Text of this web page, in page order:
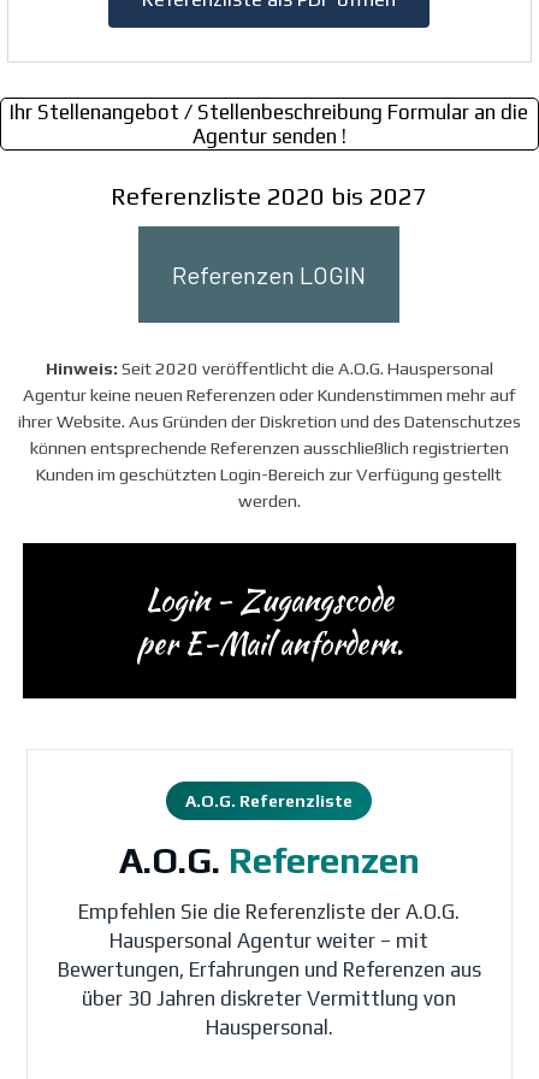
Ihr Stellenangebot / Stellenbeschreibung Formular an die
Agentur senden !
Referenzliste 2020 bis 2027
Referenzen LOGIN
Hinweis:Seit 2020 veröffentlicht die A.O.G. Hauspersonal
Agentur keine neuen Referenzen oder Kundenstimmen mehr auf
ihrer Website. Aus Gründen der Diskretion und des Datenschutzes
können entsprechende Referenzen ausschließlich registrierten
Kunden im geschützten Login-Bereich zur Verfügung gestellt
werden.
Login - Zugangscode
per E-Mail anfordern.
A.O.G. Referenzliste
A.O.G. Referenzen
Empfehlen Sie die Referenzliste der A.O.G.
Hauspersonal Agentur weiter – mit
Bewertungen, Erfahrungen und Referenzen aus
über 30 Jahren diskreter Vermittlung von
Hauspersonal.